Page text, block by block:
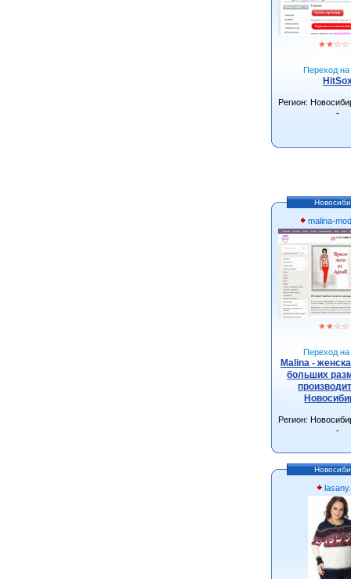
★★☆☆
Переход на
Регион:
-
malina-
★★☆☆
Переход на
Malina -
больших
Регион:
-